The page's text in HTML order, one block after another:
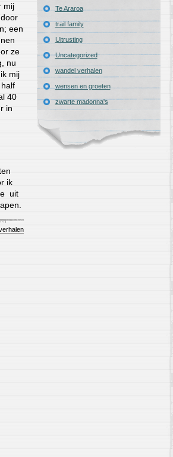
mij
een
ze
nu
mij
40
in
ik
uit
Te Araroa
trail family
Uitrusting
Uncategorized
wandel verhalen
wensen en groeten
zwarte madonna's